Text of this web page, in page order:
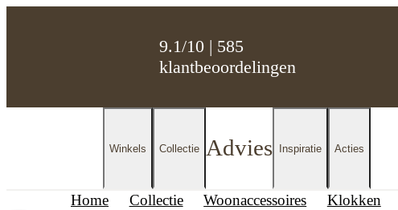
9.1/10 | 585
klantbeoordelingen
Winkels Collectie Advies Inspiratie Acties
Home Collectie Woonaccessoires Klokken